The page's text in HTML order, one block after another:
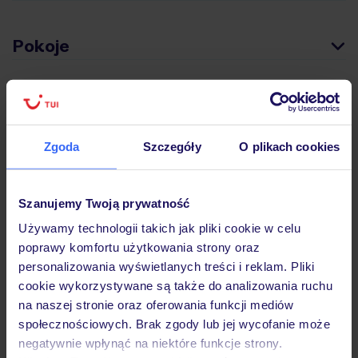
Zgoda Szczegóły O plikach cookies
Szanujemy Twoją prywatność
Używamy technologii takich jak pliki cookie w celu
poprawy komfortu użytkowania strony oraz
personalizowania wyświetlanych treści i reklam. Pliki
cookie wykorzystywane są także do analizowania ruchu
na naszej stronie oraz oferowania funkcji mediów
społecznościowych. Brak zgody lub jej wycofanie może
negatywnie wpłynąć na niektóre funkcje strony.
Pokoje
Wyżywienie
Atrakcje
Ważne informacje
Często zadawane pytania
Jak zmienić uczestników/osobę zgłaszającą?
Czy w Hotelu będzie przedstawiciel TUI?